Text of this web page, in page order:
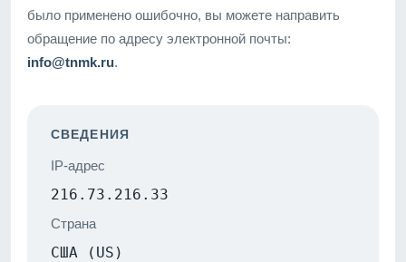
было применено ошибочно, вы можете направить
обращение по адресу электронной почты:
info@tnmk.ru.
СВЕДЕНИЯ
IP-адрес
216.73.216.33
Страна
США (US)